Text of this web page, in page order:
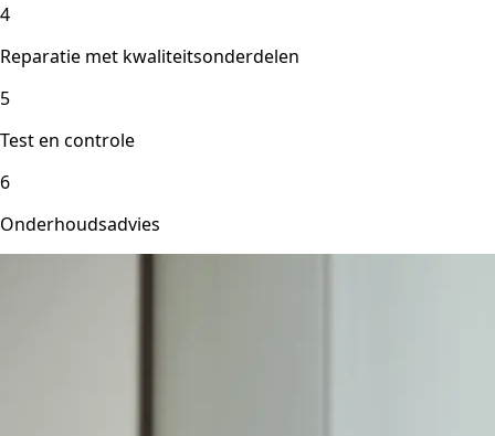
4
Reparatie met kwaliteitsonderdelen
5
Test en controle
6
Onderhoudsadvies